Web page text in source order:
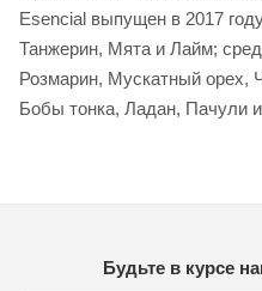
Esencial выпущен в 2017
Танжерин, Мята и Лайм;
Розмарин, Мускатный орех,
Бобы тонка, Ладан, Пачули и
Будьте в курсе